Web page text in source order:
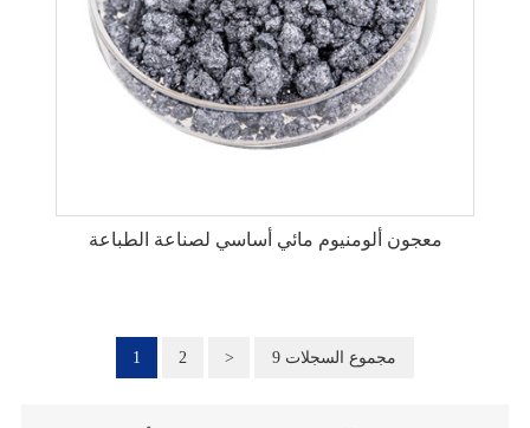
معجون ألومنيوم مائي أساسي لصناعة الطباعة
1 2 > 9 مجموع السجلات